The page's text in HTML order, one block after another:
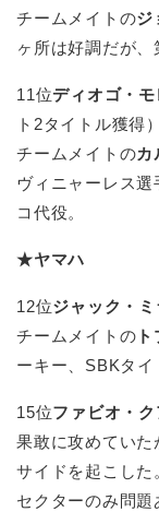
チームメイトのジ
ヶ所は好調だが、
11位ディオゴ・モ
ト2タイトル獲得）
チームメイトのカ
ヴィニャーレス選
コ代役。
★ヤマハ
12位ジャック・ミ
チームメイトの
ーキー、SBKタイ
15位ファビオ・
果敢に攻めていた
サイドを起こし
セクターのみ問題